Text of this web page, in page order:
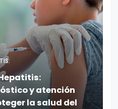
y atención
la salud del